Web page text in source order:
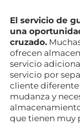
El servicio de
una
cruzado.
ofrecen
servicio
servicio por
cliente
mudanza y
que tienen muy